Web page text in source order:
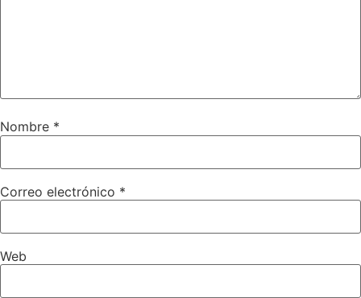
Nombre *
Correo electrónico *
Web